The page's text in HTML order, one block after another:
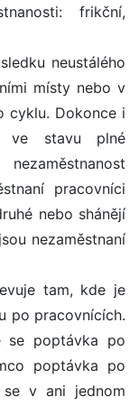
frikční,
neustálého
místy nebo v
cyklu. Dokonce i
ve stavu plné
pracovníci
nebo shánějí
nezaměstnaní
tam, kde je
po pracovnících.
se poptávka po
poptávka po
se v ani jednom